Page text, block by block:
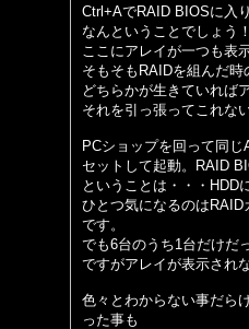
Ctrl+AでRAID BIOSに入
なんということでしょう！
ここにアレイが一つも表
そもそもRAIDを組んだ
どちらかが生きていれば
それを引っ張ってこれな
PCショップを回って同
セットして起動。RAID
ということは・・・HDD
ひとつ気になるのは
です。
でも6台のうち1台だけだ
ですがアレイが表示され
色々とわからない事だら
った事も